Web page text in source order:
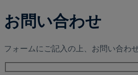
お問い合わせ
フォームにご記入の上、お問い合わ